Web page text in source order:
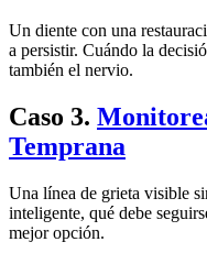
Un diente con una
a persistir. Cuándo la
también el nervio.
Caso 3.
Temprana
Una línea de grieta visible
inteligente, qué debe
mejor opción.